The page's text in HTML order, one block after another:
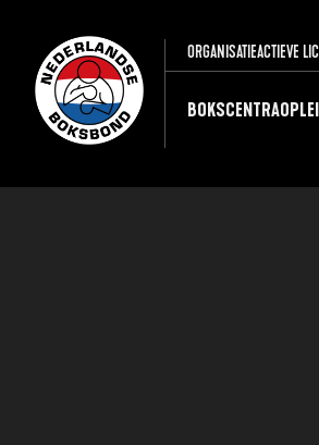
ORGANISATIEACTIEVE
BOKSCENTRA